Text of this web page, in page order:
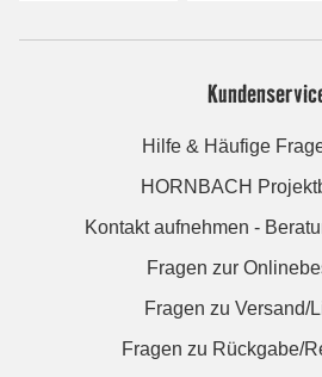
Hilfe & Häufige
HORNBACH
Kontakt aufnehmen -
Fragen zur
Fragen zu Versand/
Fragen zu Rückgabe/